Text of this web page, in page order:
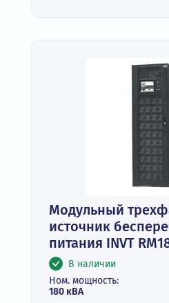
Модульный
источник
питания INVT
В наличии
Ном. мощность:
180 кВА